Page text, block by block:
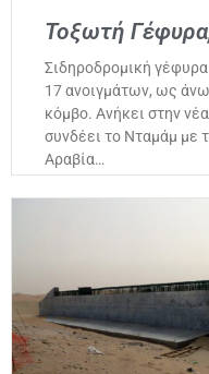
Τοξωτή
Σιδηροδρομική
17 ανοιγμάτων, ως
κόμβο. Ανήκει στην
συνδέει το Νταμάμ με
Αραβία…